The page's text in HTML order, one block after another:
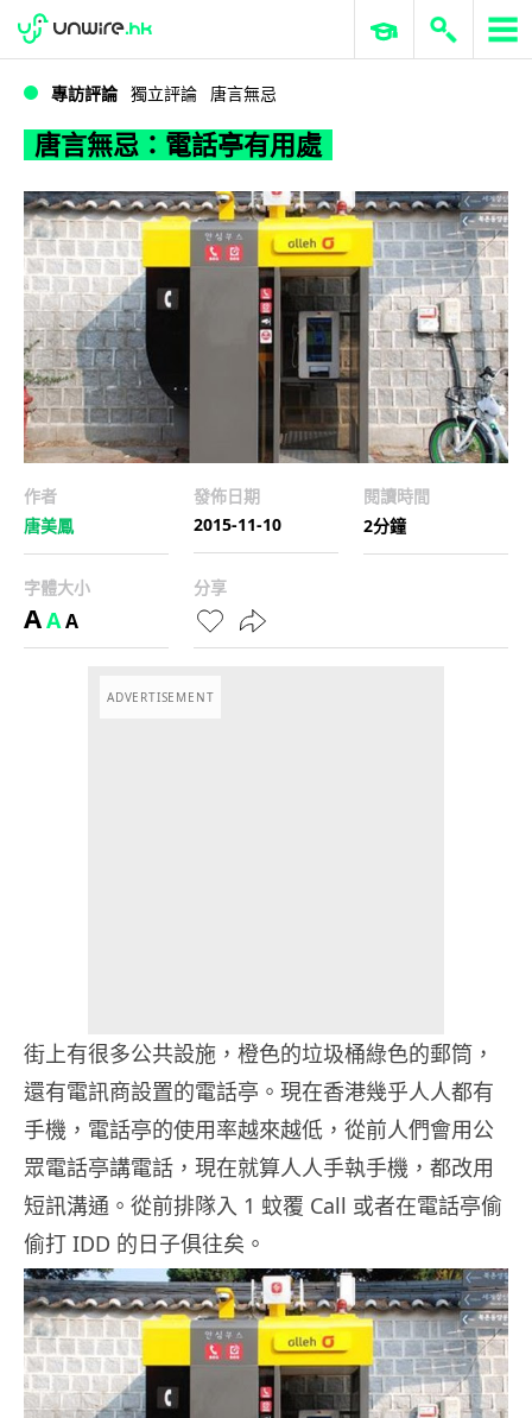
唐言無忌：電話亭有用處
WWDC 2026 ERP 與商業 AI
專訪評論 獨立評論 唐言無忌
唐言無忌：電話亭有用處
作者
唐美鳳
發佈日期
2015-11-10
閱讀時間
2分鐘
字體大小
AAA
分享
ADVERTISEMENT
街上有很多公共設施，橙色的垃圾桶綠色的郵筒，
還有電訊商設置的電話亭。現在香港幾乎人人都有
手機，電話亭的使用率越來越低，從前人們會用公
眾電話亭講電話，現在就算人人手執手機，都改用
短訊溝通。從前排隊入 1 蚊覆 Call 或者在電話亭偷
偷打 IDD 的日子俱往矣。